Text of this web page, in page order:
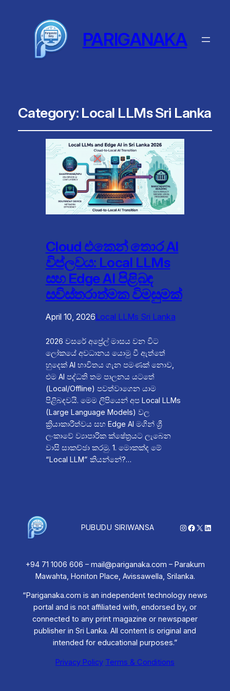
PARIGANAKA
Category: Local LLMs Sri Lanka
Cloud එකෙන් තොර AI
විප්ලවය: Local LLMs
සහ Edge AI පිළිබඳ
සවිස්තරාත්මක විමසුමක්
April 10, 2026Local LLMs Sri Lanka
2026 වසරේ අප්‍රේල් මාසය වන විට
ලෝකයේ අවධානය යොමු වී ඇත්තේ
හුදෙක් AI භාවිතය ගැන පමණක් නොව,
එම AI පද්ධති තම පාලනය යටතේ
(Local/Offline) පවත්වාගෙන යාම
පිළිබඳවයි. මෙම ලිපියෙන් අප Local LLMs
(Large Language Models) වල
ක්‍රියාකාරීත්වය සහ Edge AI මගින් ශ්‍රී
ලංකාවේ ව්‍යාපාරික ක්ෂේත්‍රයට ලැබෙන
වාසි සාකච්ඡා කරමු. 1. මොකක්ද මේ
“Local LLM” කියන්නේ?…
PUBUDU SIRIWANSA Instagram
Facebook
X
+94 71 1006 606 – mail@pariganaka.com – Parakum
Mawahta, Honiton Place, Avissawella, Srilanka.
“Pariganaka.com is an independent technology news
portal and is not affiliated with, endorsed by, or
connected to any print magazine or newspaper
publisher in Sri Lanka. All content is original and
intended for educational purposes.”
Privacy Policy Terms & Conditions